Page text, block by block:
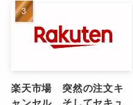
楽天市場 突然の注文キ
ャンセル そしてセキュ